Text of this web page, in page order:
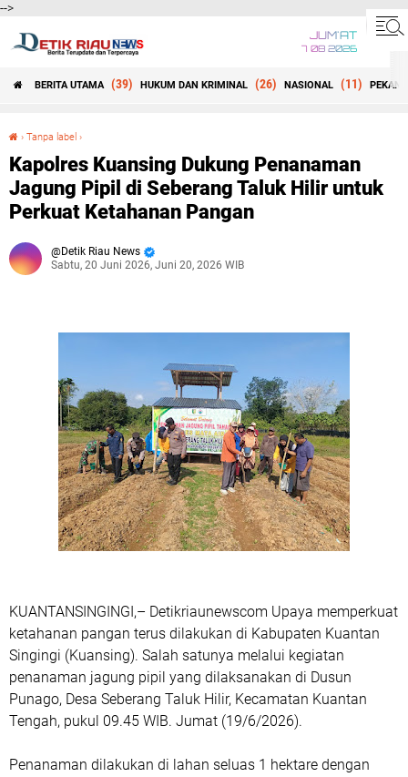
-->
JUM'AT
7 08 2026
BERITA UTAMA (39) HUKUM DAN KRIMINAL (26) NASIONAL (11)
› Tanpa label ›
Kapolres Kuansing Dukung Penanaman
Jagung Pipil di Seberang Taluk Hilir untuk
Perkuat Ketahanan Pangan
Detik Riau News
Sabtu, 20 Juni 2026, Juni 20, 2026 WIB
KUANTANSINGINGI,– Detikriaunewscom Upaya memperkuat
ketahanan pangan terus dilakukan di Kabupaten Kuantan
Singingi (Kuansing). Salah satunya melalui kegiatan
penanaman jagung pipil yang dilaksanakan di Dusun
Punago, Desa Seberang Taluk Hilir, Kecamatan Kuantan
Tengah, pukul 09.45 WIB. Jumat (19/6/2026).
Penanaman dilakukan di lahan seluas 1 hektare dengan